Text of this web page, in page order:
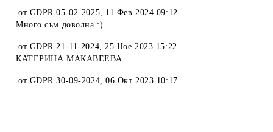
от GDPR 05-02-2025
11 Фев 2024 09:12
Много съм доволна :)
от GDPR 21-11-2024
25 Ное 2023 15:22
КАТЕРИНА МАКАВЕЕВА
от GDPR 30-09-2024 ,06 Окт 2023 10:17